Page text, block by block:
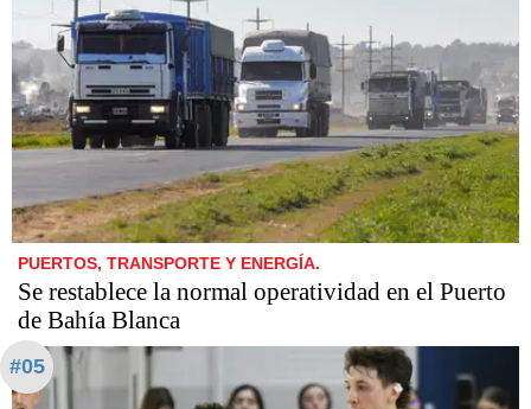
PUERTOS, TRANSPORTE Y ENERGÍA.
Se restablece la normal operatividad en el Puerto
de Bahía Blanca
#05